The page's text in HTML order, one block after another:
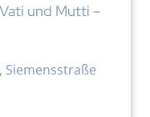
und Mutti –